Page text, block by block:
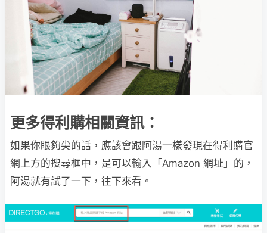
更多得利購相關資訊：
如果你眼夠尖的話，應該會跟阿湯一樣發現在得利購官
網上方的搜尋框中，是可以輸入「Amazon 網址」的，
阿湯就有試了一下，往下來看。